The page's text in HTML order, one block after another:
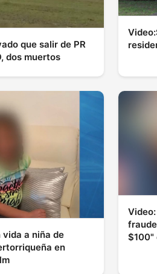
que salir de PR
dos muertos
vida a niña de
en
$100"